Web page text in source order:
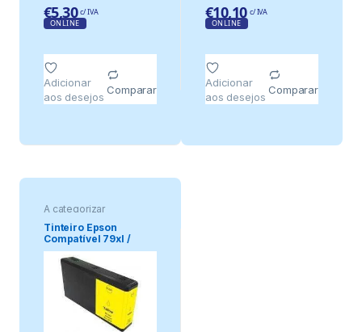
€5,30 c/ IVA
ONLINE
Adicionar
aos desejos
Comparar
€10,10 c/ IVA
ONLINE
Adicionar
aos desejos
Comparar
A categorizar
Tinteiro Epson
Compatível 79xl /
T7894 / T7904 / .